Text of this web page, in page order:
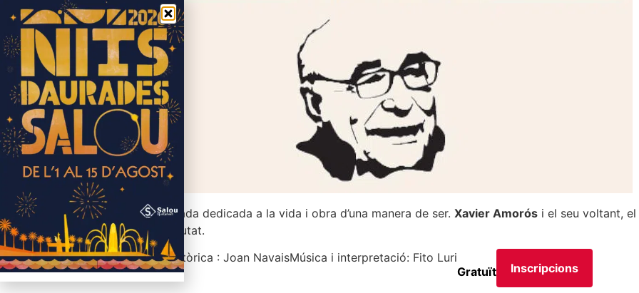
Ruta musicada dedicada a la vida i obra d’una manera de ser. Xavier Amorós i el seu voltant,
a la seva ciutat.
Recerca històrica : Joan NavaisMúsica i interpretació: Fito Luri
Gratuït
Inscripcions